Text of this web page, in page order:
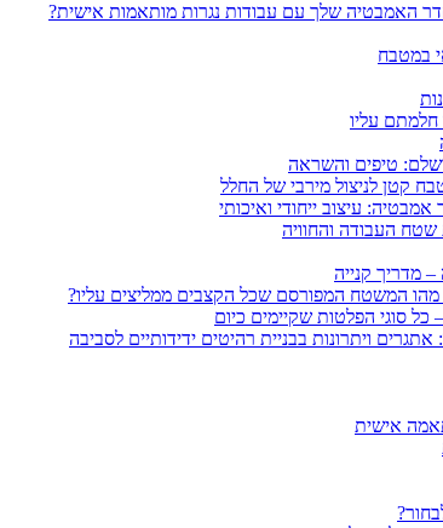
האמבטיה שלך עם עבודות נגרות מותאמות אישית?
במטבח
עליו
טיפים והשראה
עיצוב ייחודי ואיכותי
העבודה והחוויה
מדריך קנייה
מהו המשטח המפורסם שכל הקצבים ממליצים עליו?
סוגי הפלטות שקיימים כיום
ויתרונות בבניית רהיטים ידידותיים לסביבה
אישית